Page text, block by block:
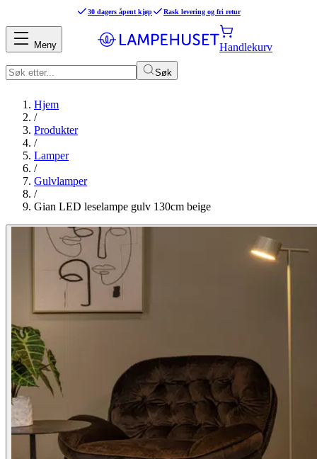
30 dagers åpent kjøp Rask levering og fri retur
Søk
Handlekurv
Meny
Hjem
/
Produkter
/
Lamper
/
Gulvlamper
/
Gian LED leselampe gulv 130cm beige